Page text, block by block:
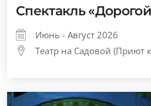
Спектакль
Июнь - Август 2026
Театр на Садовой (Приют